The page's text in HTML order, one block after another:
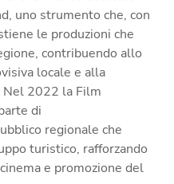
uno strumento che, con
le produzioni che
contribuendo allo
locale e alla
2022 la Film
di
regionale che
turistico, rafforzando
e promozione del